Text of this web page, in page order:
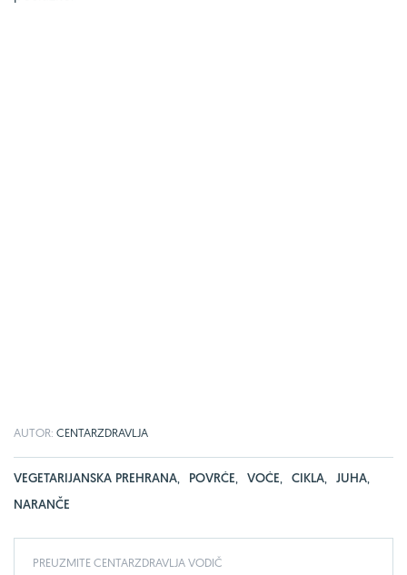
AUTOR: CENTARZDRAVLJA
VEGETARIJANSKA PREHRANA, POVRĆE, VOĆE, CIKLA, JUHA,
NARANČE
PREUZMITE CENTARZDRAVLJA VODIČ